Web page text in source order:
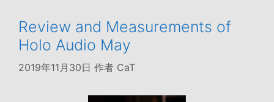
Review and Measurements of
Holo Audio May
2019年11月30日 作者 CaT